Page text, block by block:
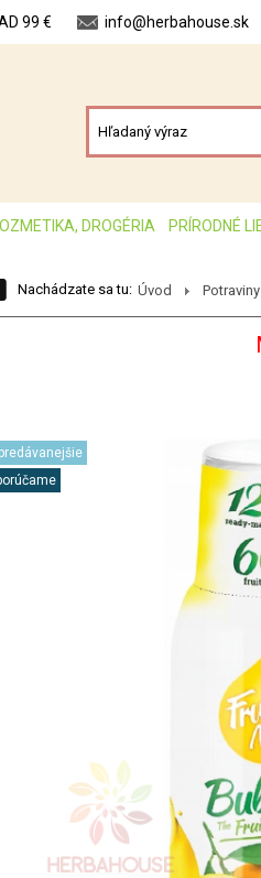
99 € info@herbahouse.sk
DROGÉRIA PRÍRODNÉ
Nachádzate sa tu: Úvod Potraviny